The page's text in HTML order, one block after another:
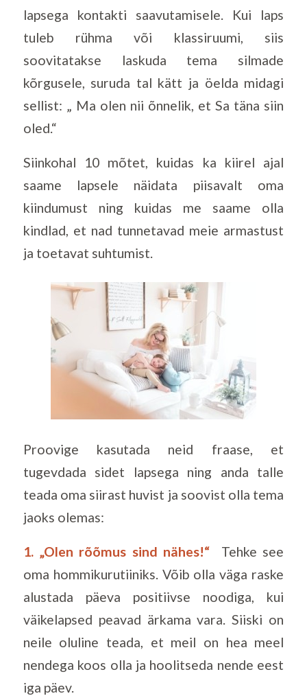
lapsega kontakti saavutamisele. Kui laps
tuleb rühma või klassiruumi, siis
soovitatakse laskuda tema silmade
kõrgusele, suruda tal kätt ja öelda midagi
sellist: „ Ma olen nii õnnelik, et Sa täna siin
oled.“
Siinkohal 10 mõtet, kuidas ka kiirel ajal
saame lapsele näidata piisavalt oma
kiindumust ning kuidas me saame olla
kindlad, et nad tunnetavad meie armastust
ja toetavat suhtumist.
Proovige kasutada neid fraase, et
tugevdada sidet lapsega ning anda talle
teada oma siirast huvist ja soovist olla tema
jaoks olemas:
1. „Olen rõõmus sind nähes!“ Tehke see
oma hommikurutiiniks. Võib olla väga raske
alustada päeva positiivse noodiga, kui
väikelapsed peavad ärkama vara. Siiski on
neile oluline teada, et meil on hea meel
nendega koos olla ja hoolitseda nende eest
iga päev.